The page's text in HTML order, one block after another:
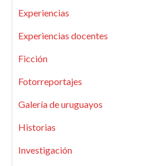
Experiencias
Experiencias docentes
Ficción
Fotorreportajes
Galería de uruguayos
Historias
Investigación